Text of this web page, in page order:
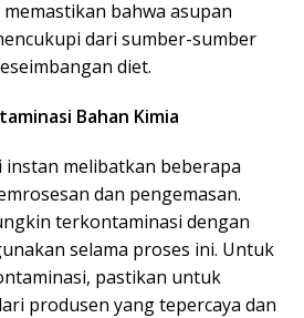
bahwa asupan
dari sumber-sumber
diet.
Bahan Kimia
melibatkan beberapa
dan pengemasan.
terkontaminasi dengan
selama proses ini. Untuk
pastikan untuk
produsen yang tepercaya dan